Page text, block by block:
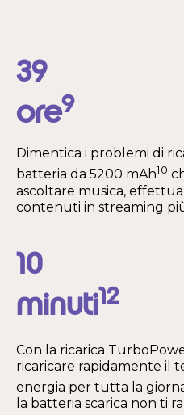
39
ore9
Dimentica i problemi di
batteria da 5200 mAh10
ascoltare musica,
contenuti in streaming
10
minuti12
Con la ricarica
ricaricare rapidamente il
energia per tutta la
la batteria scarica non ti